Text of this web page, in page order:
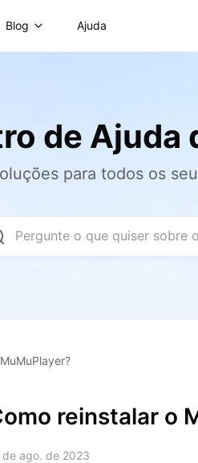
Blog Ajuda
de Ajuda
para todos os
Pergunte o que quiser sobre
reinstalar o
de ago. de 2023